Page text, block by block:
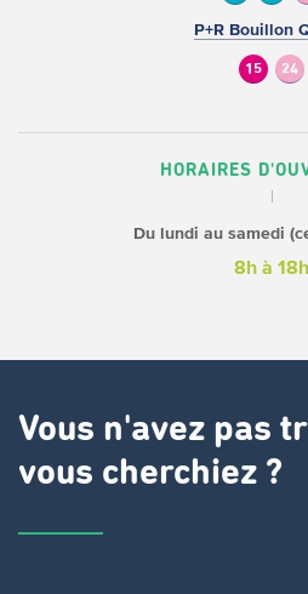
P+R Bouillon
15 24
HORAIRES
Du lundi au samedi
8h à 18h
Vous n'avez pas
vous cherchiez ?